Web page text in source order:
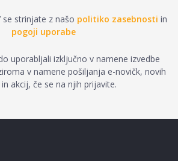
se strinjate z našo politiko zasebnosti in
pogoji uporabe
uporabljali izključno v namene izvedbe
v namene pošiljanja e-novičk, novih
akcij, če se na njih prijavite.